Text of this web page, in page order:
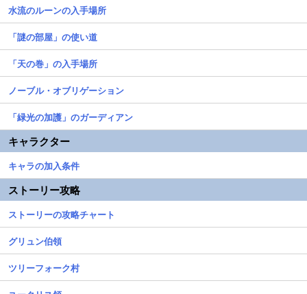
水流のルーンの入手場所
「謎の部屋」の使い道
「天の巻」の入手場所
ノーブル・オブリゲーション
「緑光の加護」のガーディアン
キャラクター
キャラの加入条件
ストーリー攻略
ストーリーの攻略チャート
グリュン伯領
ツリーフォーク村